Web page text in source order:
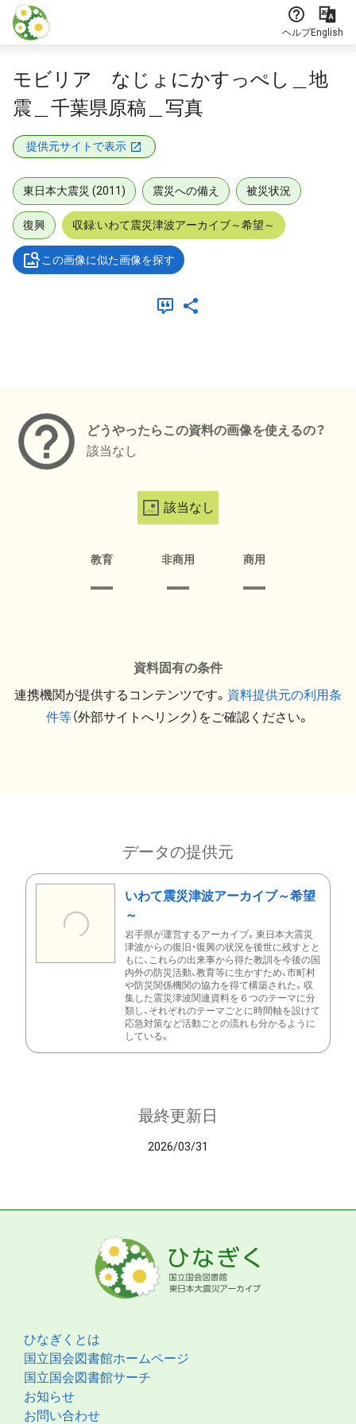
本文に飛ぶ
ヘルプEnglish
モビリア なじょにかすっぺし＿地
震＿千葉県原稿＿写真
提供元サイトで表示
東日本大震災 (2011) 震災への備え 被災状況
復興 収録:いわて震災津波アーカイブ～希望～
この画像に似た画像を探す
どうやったらこの資料の画像を使えるの？
該当なし
該当なし
教育 非商用 商用
資料固有の条件
連携機関が提供するコンテンツです。 資料提供元の利用条
件等（外部サイトへリンク）をご確認ください。
データの提供元
いわて震災津波アーカイブ～希望
～
岩手県が運営するアーカイブ。東日本大震災
津波からの復旧・復興の状況を後世に残すとと
もに、これらの出来事から得た教訓を今後の国
内外の防災活動、教育等に生かすため、市町村
や防災関係機関の協力を得て構築された。収
集した震災津波関連資料を６つのテーマに分
類し、それぞれのテーマごとに時間軸を設けて
応急対策など活動ごとの流れも分かるように
している。
最終更新日
2026/03/31
ひなぎくとは
国立国会図書館ホームページ
国立国会図書館サーチ
お知らせ
お問い合わせ